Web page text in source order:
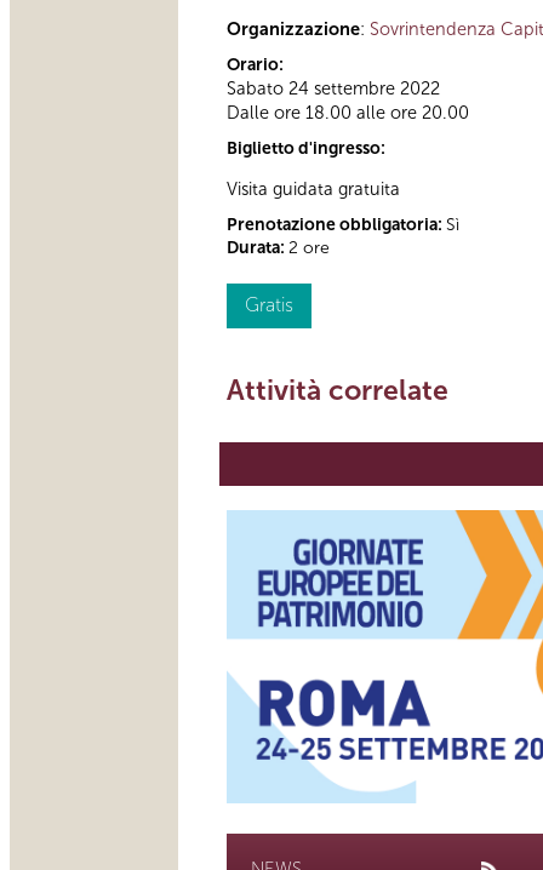
Organizzazione: Sovrintendenza
Orario:
Sabato 24 settembre 2022
Dalle ore 18.00 alle ore 20.00
Biglietto d'ingresso:
Visita guidata gratuita
Prenotazione obbligatoria: Sì
Durata: 2 ore
Gratis
Attività correlate